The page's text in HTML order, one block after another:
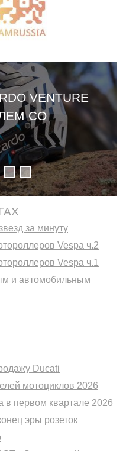
VENTURE
СО
за минуту
Vespa ч.2
Vespa ч.1
и автомобильным
Ducati
мотоциклов 2026
в первом квартале 2026
эры розеток